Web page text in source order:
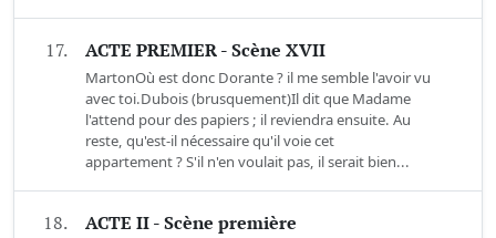
17. ACTE PREMIER - Scène XVII
MartonOù est donc Dorante ? il me semble l'avoir vu
avec toi.Dubois (brusquement)Il dit que Madame
l'attend pour des papiers ; il reviendra ensuite. Au
reste, qu'est-il nécessaire qu'il voie cet
appartement ? S'il n'en voulait pas, il serait bien...
18. ACTE II - Scène première